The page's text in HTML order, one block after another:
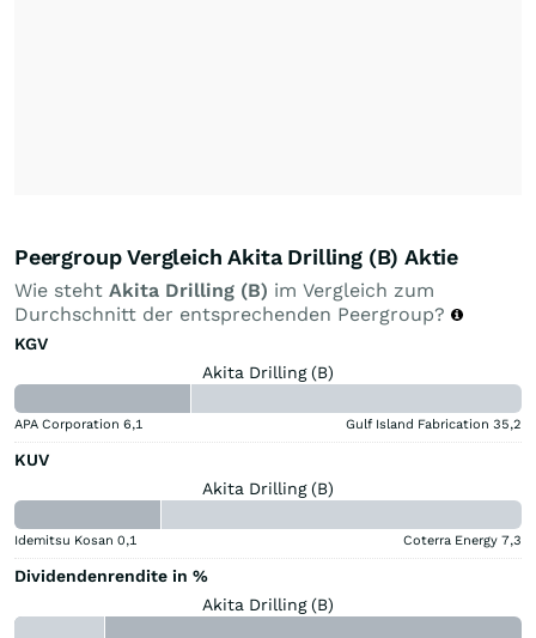
Peergroup Vergleich Akita Drilling (B) Aktie
Wie steht Akita Drilling (B) im Vergleich zum
Durchschnitt der entsprechenden Peergroup?
KGV
Akita Drilling (B)
APA Corporation 6,1 Gulf Island Fabrication 35,2
KUV
Akita Drilling (B)
Idemitsu Kosan 0,1 Coterra Energy 7,3
Dividendenrendite in %
Akita Drilling (B)